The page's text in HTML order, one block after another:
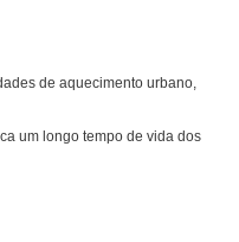
de aquecimento urbano,
um longo tempo de vida dos